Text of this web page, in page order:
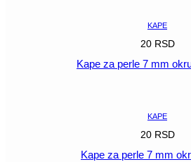
KAPE
20 RSD
Kape za perle 7 mm
KAPE
20 RSD
Kape za perle 7 mm